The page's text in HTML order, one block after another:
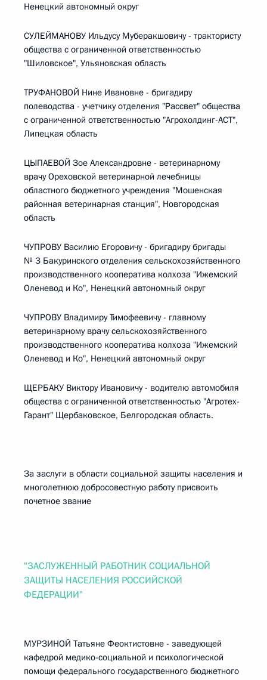
Ненецкий автономный округ
СУЛЕЙМАНОВУ Ильдусу Муберакшовичу - трактористу
общества с ограниченной ответственностью
"Шиловское", Ульяновская область
ТРУФАНОВОЙ Нине Ивановне - бригадиру
полеводства - учетчику отделения "Рассвет" общества
с ограниченной ответственностью "Агрохолдинг-ACT",
Липецкая область
ЦЫПАЕВОЙ Зое Александровне - ветеринарному
врачу Ореховской ветеринарной лечебницы
областного бюджетного учреждения "Мошенская
районная ветеринарная станция", Новгородская
область
ЧУПРОВУ Василию Егоровичу - бригадиру бригады
№ 3 Бакуринского отделения сельскохозяйственного
производственного кооператива колхоза "Ижемский
Оленевод и Ко", Ненецкий автономный округ
ЧУПРОВУ Владимиру Тимофеевичу - главному
ветеринарному врачу сельскохозяйственного
производственного кооператива колхоза "Ижемский
Оленевод и Ко", Ненецкий автономный округ
ЩЕРБАКУ Виктору Ивановичу - водителю автомобиля
общества с ограниченной ответственностью "Агротех-
Гарант" Щербаковское, Белгородская область.
За заслуги в области социальной защиты населения и
многолетнюю добросовестную работу присвоить
почетное звание
"ЗАСЛУЖЕННЫЙ РАБОТНИК СОЦИАЛЬНОЙ
ЗАЩИТЫ НАСЕЛЕНИЯ РОССИЙСКОЙ
ФЕДЕРАЦИИ"
МУРЗИНОЙ Татьяне Феоктистовне - заведующей
кафедрой медико-социальной и психологической
помощи федерального государственного бюджетного